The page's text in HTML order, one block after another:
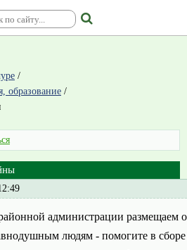
/
образование /
администрации размещаем
людям - помогите в сборе